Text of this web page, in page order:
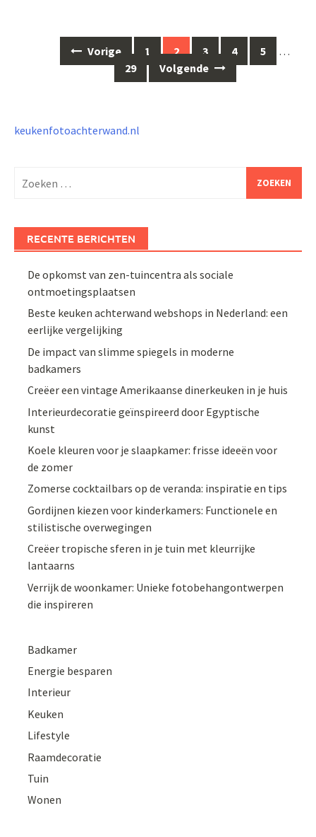
navigatie
Vorige 1 2 3 4 5
…
29
Volgende
keukenfotoachterwand.nl
naar:
RECENTE BERICHTEN
De opkomst van zen-tuincentra als sociale
ontmoetingsplaatsen
Beste keuken achterwand webshops in Nederland: een
eerlijke vergelijking
De impact van slimme spiegels in moderne
badkamers
Creëer een vintage Amerikaanse dinerkeuken in je huis
Interieurdecoratie geïnspireerd door Egyptische
kunst
Koele kleuren voor je slaapkamer: frisse ideeën voor
de zomer
Zomerse cocktailbars op de veranda: inspiratie en tips
Gordijnen kiezen voor kinderkamers: Functionele en
stilistische overwegingen
Creëer tropische sferen in je tuin met kleurrijke
lantaarns
Verrijk de woonkamer: Unieke fotobehangontwerpen
die inspireren
Badkamer
Energie besparen
Interieur
Keuken
Lifestyle
Raamdecoratie
Tuin
Wonen